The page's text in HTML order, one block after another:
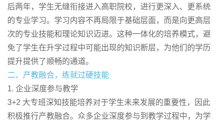
后两年，学生无缝衔接进入高职院校，进行更深入、更系统
的专业学习。学习内容不再局限于基础层面，而是向更高层
次的专业技能和理论知识迈进。这种一体化的培养模式，避
免了学生在升学过程中可能出现的知识断层，为他们的学历
提升提供了顺畅的通道。
二、产教融合，练就过硬技能
1. 企业深度参与教学
3+2 大专班深知技能培养对于学生未来发展的重要性，因此
积极推行产教融合。众多企业深度参与到教学过程中，为学